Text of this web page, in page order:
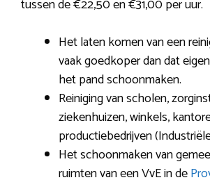
tussen de €22,50 en €31,00 per uur.
Het laten komen van een
vaak goedkoper dan dat
het pand schoonmaken.
Reiniging van scholen,
ziekenhuizen, winkels,
productiebedrijven
Het schoonmaken van
ruimten van een VvE in de